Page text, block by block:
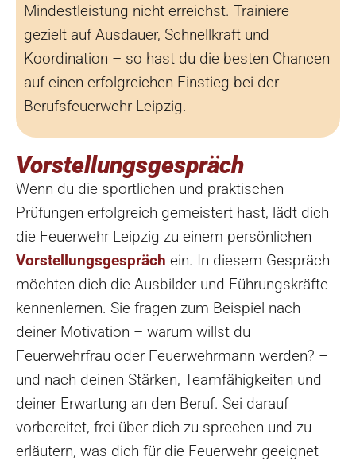
Mindestleistung nicht erreichst. Trainiere
gezielt auf Ausdauer, Schnellkraft und
Koordination – so hast du die besten Chancen
auf einen erfolgreichen Einstieg bei der
Berufsfeuerwehr Leipzig.
Vorstellungsgespräch
Wenn du die sportlichen und praktischen
Prüfungen erfolgreich gemeistert hast, lädt dich
die Feuerwehr Leipzig zu einem persönlichen
Vorstellungsgespräch ein. In diesem Gespräch
möchten dich die Ausbilder und Führungskräfte
kennenlernen. Sie fragen zum Beispiel nach
deiner Motivation – warum willst du
Feuerwehrfrau oder Feuerwehrmann werden? –
und nach deinen Stärken, Teamfähigkeiten und
deiner Erwartung an den Beruf. Sei darauf
vorbereitet, frei über dich zu sprechen und zu
erläutern, was dich für die Feuerwehr geeignet